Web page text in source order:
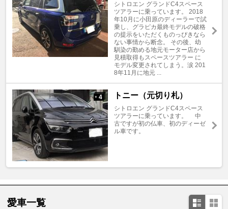
シトロエン グランドC4スペース
ツアラーに乗っています。 2018
年10月に小田原のディーラーで試
乗し、グラピカ最終モデルの破格
の提示をいただくものっぴきなら
ない事情から断念。 その後、幼
馴染の勤める地元モーター店から
見積取得もスペースツアラー に
モデル変更されてしまう。涙 201
8年11月に地元 ...
+ 4 トニー（元切り札）
シトロエン グランドC4スペース
ツアラーに乗っています。 中
古ですが初の仏車、初のディーゼ
ル車です。
愛車一覧